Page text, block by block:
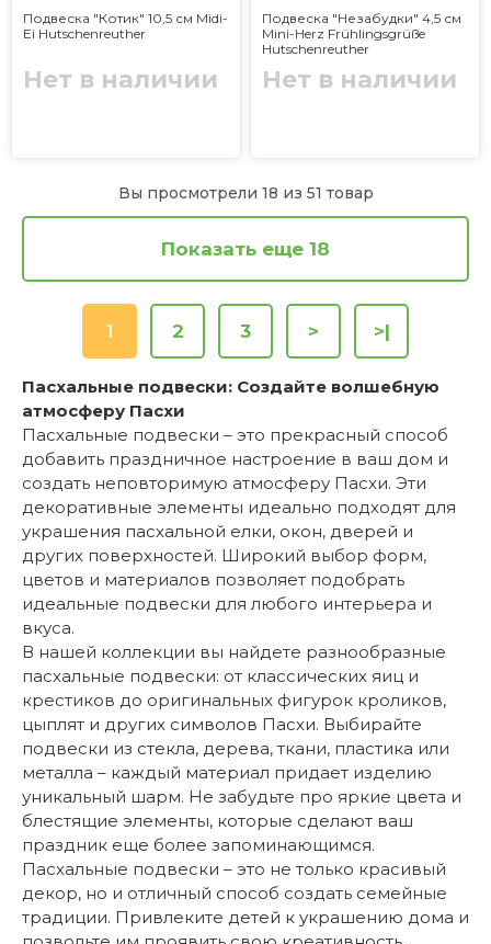
Подвеска "Котик" 10,5 см Midi-
Ei Hutschenreuther
Нет в наличии
Подвеска "Незабудки" 4,5 см
Mini-Herz Frühlingsgrüße
Hutschenreuther
Нет в наличии
Вы просмотрели 18 из 51 товар
Показать еще 18
1 2 3 > >|
Пасхальные подвески: Создайте волшебную
атмосферу Пасхи
Пасхальные подвески – это прекрасный способ
добавить праздничное настроение в ваш дом и
создать неповторимую атмосферу Пасхи. Эти
декоративные элементы идеально подходят для
украшения пасхальной елки, окон, дверей и
других поверхностей. Широкий выбор форм,
цветов и материалов позволяет подобрать
идеальные подвески для любого интерьера и
вкуса.
В нашей коллекции вы найдете разнообразные
пасхальные подвески: от классических яиц и
крестиков до оригинальных фигурок кроликов,
цыплят и других символов Пасхи. Выбирайте
подвески из стекла, дерева, ткани, пластика или
металла – каждый материал придает изделию
уникальный шарм. Не забудьте про яркие цвета и
блестящие элементы, которые сделают ваш
праздник еще более запоминающимся.
Пасхальные подвески – это не только красивый
декор, но и отличный способ создать семейные
традиции. Привлеките детей к украшению дома и